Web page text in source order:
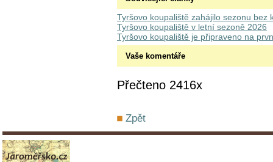
Tyršovo koupaliště zahájilo sezonu
Tyršovo koupaliště v letní sezoně 2026
Tyršovo koupaliště je připraveno na
Vaše komentáře
Přečteno 2416x
Zpět